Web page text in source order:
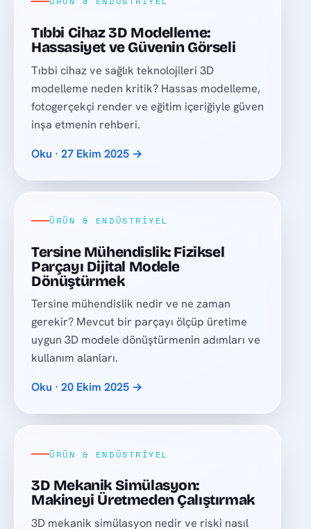
Tıbbi Cihaz 3D Modelleme:
Hassasiyet ve Güvenin Görseli
Tıbbi cihaz ve sağlık teknolojileri 3D
modelleme neden kritik? Hassas modelleme,
fotogerçekçi render ve eğitim içeriğiyle güven
inşa etmenin rehberi.
Oku · 27 Ekim 2025 →
ÜRÜN & ENDÜSTRIYEL
Tersine Mühendislik: Fiziksel
Parçayı Dijital Modele
Dönüştürmek
Tersine mühendislik nedir ve ne zaman
gerekir? Mevcut bir parçayı ölçüp üretime
uygun 3D modele dönüştürmenin adımları ve
kullanım alanları.
Oku · 20 Ekim 2025 →
ÜRÜN & ENDÜSTRIYEL
3D Mekanik Simülasyon:
Makineyi Üretmeden Çalıştırmak
3D mekanik simülasyon nedir ve riski nasıl